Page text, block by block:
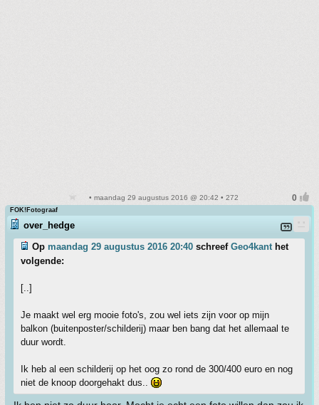
• maandag 29 augustus 2016 @ 20:42 • 272
FOK!Fotograaf
over_hedge
Op maandag 29 augustus 2016 20:40 schreef Geo4kanthet
volgende:
[..]
Je maakt wel erg mooie foto's, zou wel iets zijn voor op mijn
balkon (buitenposter/schilderij) maar ben bang dat het allemaal te
duur wordt.
Ik heb al een schilderij op het oog zo rond de 300/400 euro en nog
niet de knoop doorgehakt dus..